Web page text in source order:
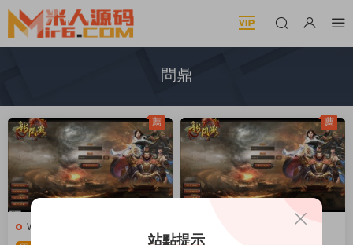
問鼎
W-問鼎
薦 薦
站點提示